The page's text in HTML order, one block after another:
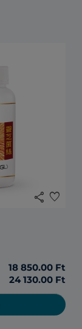
share favorite
18 850.00 Ft
24 130.00 Ft